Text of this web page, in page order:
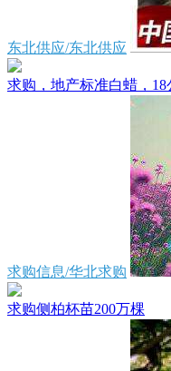
东北供应/东北供应
求购，地产标准白蜡，
求购信息/华北求购
求购侧柏杯苗200万棵